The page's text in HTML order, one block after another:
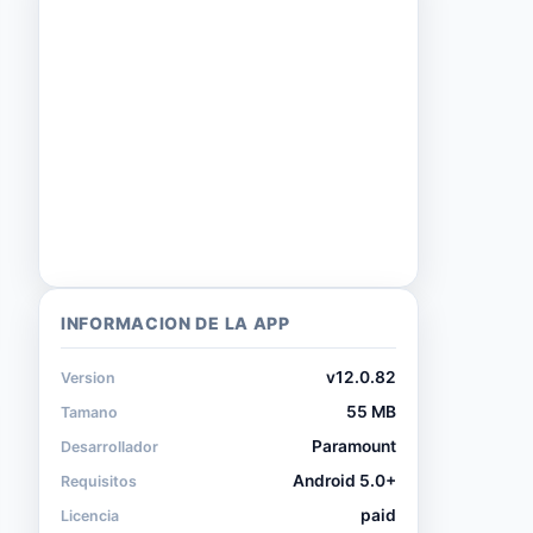
INFORMACION DE LA APP
Version v12.0.82
Tamano 55 MB
Desarrollador Paramount
Requisitos Android 5.0+
Licencia paid